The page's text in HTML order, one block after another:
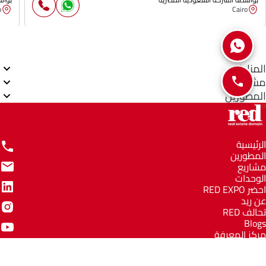
Cairo
المناطق
مشاريع
المطورين
الرئيسية
المطورين
مشاريع
الوحدات
احضر RED EXPO
عن ريد
تحالف RED
Blogs
مركز المعرفة